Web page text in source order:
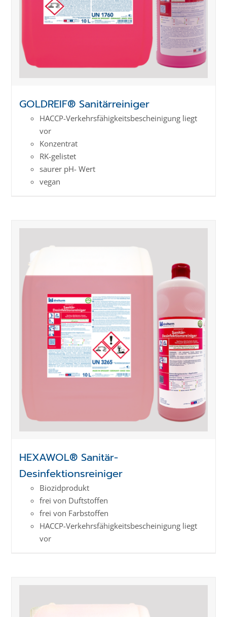
GOLDREIF® Sanitärreiniger
HACCP-Verkehrs­­fähig­keits­­beschei­nigung liegt
vor
Konzentrat
RK-gelistet
saurer pH- Wert
vegan
HEXAWOL® Sanitär-
Desinfektionsreiniger
Biozidprodukt
frei von Duftstoffen
frei von Farbstoffen
HACCP-Verkehrs­­fähig­keits­­beschei­nigung liegt
vor